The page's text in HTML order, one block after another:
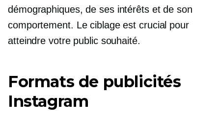
démographiques, de ses intérêts et de son
comportement. Le ciblage est crucial pour
atteindre votre public souhaité.
Formats de publicités
Instagram